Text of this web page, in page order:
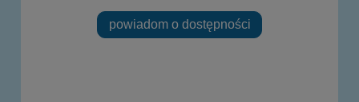
powiadom o dostępności